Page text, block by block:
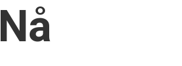
Nå